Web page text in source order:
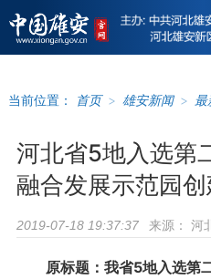
当前位置： 首页 > 雄安新闻 > 最
河北省5地入选第
融合发展示范园
2019-07-18 19:37:37 来源： 河
原标题：我省5地入选第